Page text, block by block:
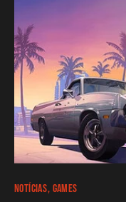
NOTÍCIAS GAMES